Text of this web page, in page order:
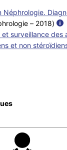
Néphrologie.
– 2018)
et surveillance des
et non